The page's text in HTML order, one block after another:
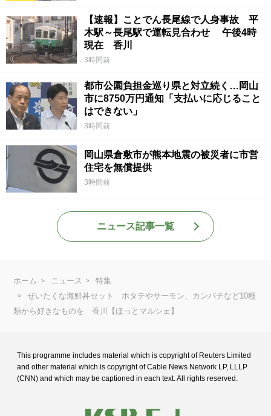
【速報】ことでん長尾線で人身事故 平
木駅～長尾駅で運転見合わせ 午後4時
現在 香川
3時間前
都市公園負担金巡り県と対立続く…岡山
市に8750万円通知「支払いに応じること
はできない」
3時間前
岡山県倉敷市が熊本地震の被災者に市営
住宅を無償提供
3時間前
ニュース記事一覧
ホーム ニュース
特集
ぜいたくな海鮮丼セット ホタテやサーモン、カンパチなど10種
類から好きなものを 香川【ほっとマルシェ】
This programme includes material which is copyright of Reuters Limited
and other material which is copyright of Cable News Network LP, LLLP
(CNN) and which may be captioned in each text. All rights reserved.